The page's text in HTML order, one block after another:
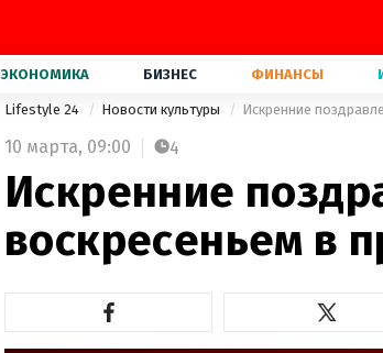
ЭКОНОМИКА БИЗНЕС ФИНАНСЫ
Lifestyle 24 Новости культуры Искренние
10 марта, 09:00 4
Искренние
воскресеньем в